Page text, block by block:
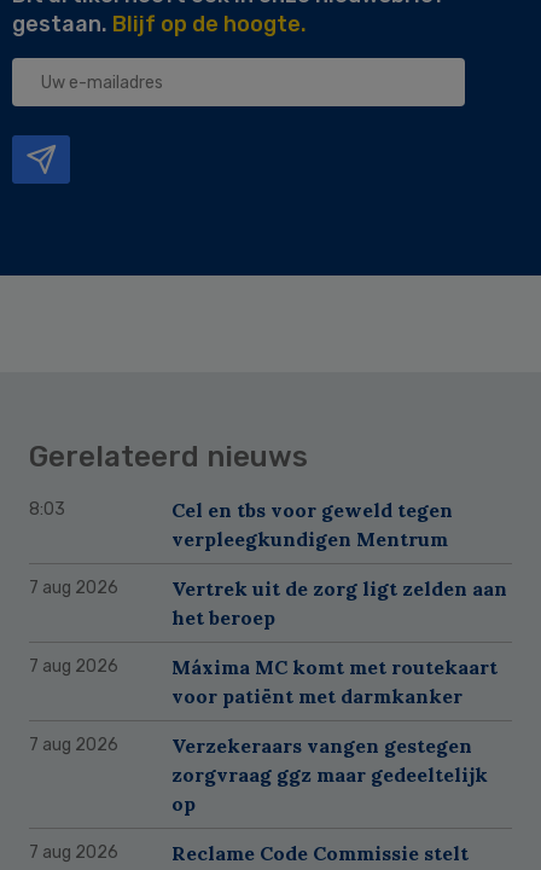
gestaan. Blijf op de hoogte.
Uw
Gerelateerd nieuws
8:03
Cel en tbs voor geweld tegen
verpleegkundigen Mentrum
7 aug 2026
Vertrek uit de zorg ligt zelden aan
het beroep
7 aug 2026
Máxima MC komt met routekaart
voor patiënt met darmkanker
7 aug 2026
Verzekeraars vangen gestegen
zorgvraag ggz maar gedeeltelijk
op
7 aug 2026
Reclame Code Commissie stelt